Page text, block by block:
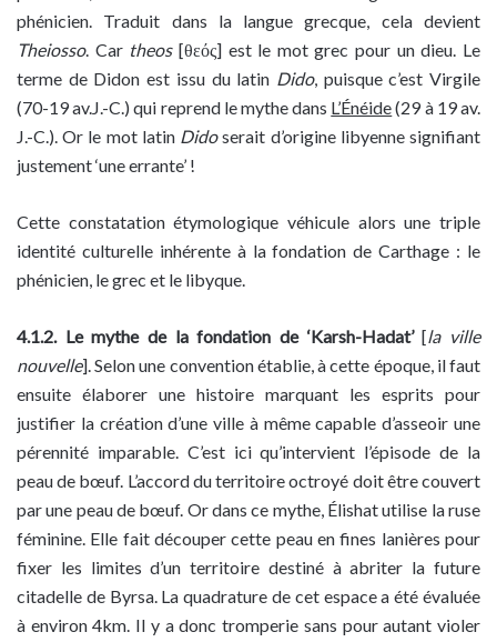
phénicien. Traduit dans la langue grecque, cela devient
Theiosso. Car theos[θεός] est le mot grec pour un dieu. Le
terme de Didon est issu du latin Dido, puisque c’est Virgile
(70-19 av.J.-C.) qui reprend le mythe dans L’Énéide(29 à 19 av.
J.-C.). Or le mot latin Didoserait d’origine libyenne signifiant
justement ‘une errante’ !
Cette constatation étymologique véhicule alors une triple
identité culturelle inhérente à la fondation de Carthage : le
phénicien, le grec et le libyque.
4.1.2. Le mythe de la fondation de ‘Karsh-Hadat’[la ville
nouvelle]. Selon une convention établie, à cette époque, il faut
ensuite élaborer une histoire marquant les esprits pour
justifier la création d’une ville à même capable d’asseoir une
pérennité imparable. C’est ici qu’intervient l’épisode de la
peau de bœuf. L’accord du territoire octroyé doit être couvert
par une peau de bœuf. Or dans ce mythe, Élishat utilise la ruse
féminine. Elle fait découper cette peau en fines lanières pour
fixer les limites d’un territoire destiné à abriter la future
citadelle de Byrsa. La quadrature de cet espace a été évaluée
à environ 4km. Il y a donc tromperie sans pour autant violer